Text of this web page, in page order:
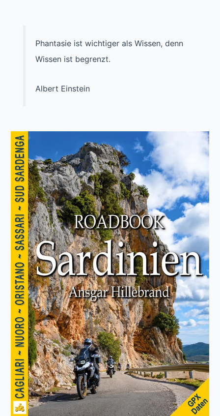
Phantasie ist wichtiger als Wissen, denn
Wissen ist begrenzt.
Albert Einstein